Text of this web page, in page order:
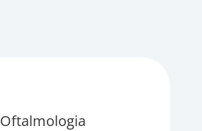
Oftalmologia